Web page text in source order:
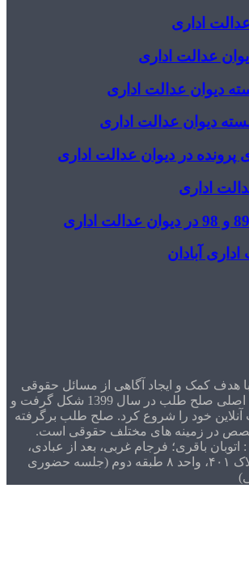
اداری
عدالت اداری
عدالت اداری
در دیوان عدالت اداری
ایجاد آگاهی از مسائل حقوقی
ایجاد شده است. ایده اصلی صلح طلب در سال 1399 شکل گرفت و
خود را شروع کرد. صلح طلب برگرفته
های مختلف حقوقی است.
فرجام غربی، بعد از عبادی،
ساختمان کهکشان،پلاک ۴۰۱، واحد ۸ طبقه دوم (جلسه حضوری